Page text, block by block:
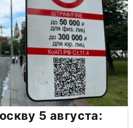
5 августа: